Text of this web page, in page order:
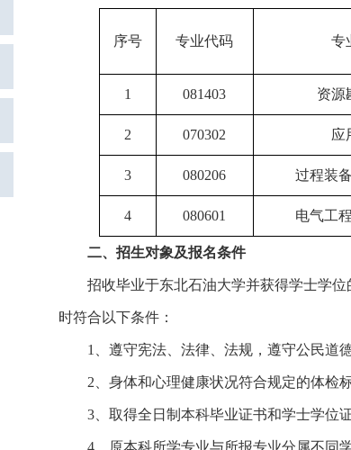
序号 专业代码 专
1 081403 资源
2 070302 应
3 080206 过程装
4 080601 电气工
二、招生对象及报名条件
招收毕业于东北石油大学并获得学士学位
时符合以下条件：
1、遵守宪法、法律、法规，遵守公民道
2、身体和心理健康状况符合规定的体检标
3、取得全日制本科毕业证书和学士学位
4、原本科所学专业与所报专业分属不同